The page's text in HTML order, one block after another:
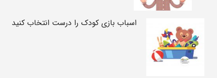
اسباب بازی کودک را درست انتخاب کنید